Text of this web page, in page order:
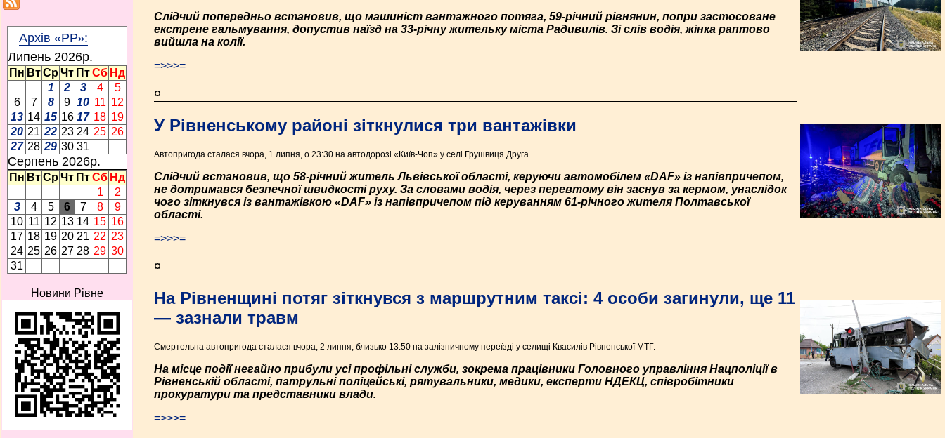
Архів «РР»:
Липень 2026p.
Пн ВтСрЧт ПтСб Нд
1
2 3 4
5
6
7 8 9 10 11 12
13 14 15 16 17 18 19
20 21 22 23 24 25 26
27 28 29 30 31
Серпень 2026p.
Пн ВтСрЧт ПтСб Нд
1
2
3
4 5 6 7 8
9
10 11 12 13 14 15 16
17 18 19 20 21 22 23
24 25 26 27 28 29 30
31
Новини Рівне
Слідчий попередньо встановив, що машиніст вантажного потяга, 59-річний рівнянин, попри застосоване
екстрене гальмування, допустив наїзд на 33-річну жительку міста Радивилів. Зі слів водія, жінка раптово
вийшла на колії.
=>>>=
¤
У Рівненському районі зіткнулися три вантажівки
Автопригода сталася вчора, 1 липня, о 23:30 на автодорозі «Київ-Чоп» у селі Грушвиця Друга.
Слідчий встановив, що 58-річний житель Львівської області, керуючи автомобілем «DAF» із напівпричепом,
не дотримався безпечної швидкості руху. За словами водія, через перевтому він заснув за кермом, унаслідок
чого зіткнувся із вантажівкою «DAF» із напівпричепом під керуванням 61-річного жителя Полтавської
області.
=>>>=
¤
На Рівненщині потяг зіткнувся з маршрутним таксі: 4 особи загинули, ще 11
— зазнали травм
Смертельна автопригода сталася вчора, 2 липня, близько 13:50 на залізничному переїзді у селищі Квасилів Рівненської МТГ.
На місце події негайно прибули усі профільні служби, зокрема працівники Головного управління Нацполіції в
Рівненській області, патрульні поліцейські, рятувальники, медики, експерти НДЕКЦ, співробітники
прокуратури та представники влади.
=>>>=